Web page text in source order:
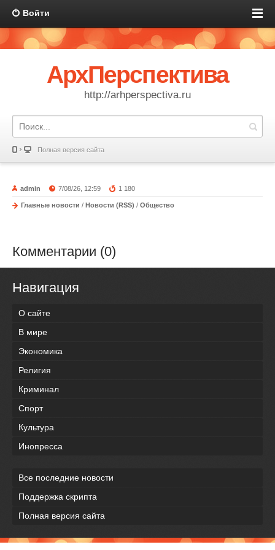
Войти
АрхПерспектива
http://arhperspectiva.ru
Полная версия сайта
admin 7/08/26, 12:59 1 180
Главные новости / Новости (RSS) / Общество
Комментарии (0)
Навигация
О сайте
В мире
Экономика
Религия
Криминал
Спорт
Культура
Инопресса
Все последние новости
Поддержка скрипта
Полная версия сайта